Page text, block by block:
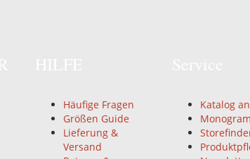
Häufige Fragen
Größen Guide
Lieferung &
Versand
Katalog